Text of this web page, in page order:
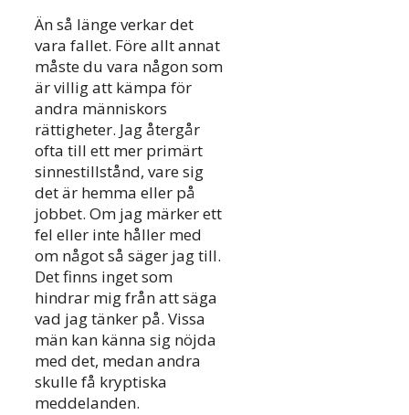
Än så länge verkar det
vara fallet. Före allt annat
måste du vara någon som
är villig att kämpa för
andra människors
rättigheter. Jag återgår
ofta till ett mer primärt
sinnestillstånd, vare sig
det är hemma eller på
jobbet. Om jag märker ett
fel eller inte håller med
om något så säger jag till.
Det finns inget som
hindrar mig från att säga
vad jag tänker på. Vissa
män kan känna sig nöjda
med det, medan andra
skulle få kryptiska
meddelanden.